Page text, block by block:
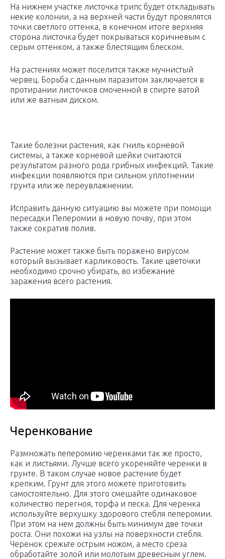
На нижнем участке листочка трипс будет откладывать
некие колонии, а на верхней части будут провялятся
точки светлого оттенка, в конечном итоге верхняя
сторона листочка будет покрываться коричневым с
серым оттенком, а также блестящим блеском.
На растениях может поселится также мучнистый
червец. Борьба с данным паразитом заключается в
протирании листочков смоченной в спирте ватой
или же ватным диском.
Такие болезни растения, как гниль корневой
системы, а также корневой шейки считаются
результатом разного рода грибных инфекций. Такие
инфекции появляются при сильном уплотнении
грунта или же переувлажнении.
Исправить данную ситуацию вы можете при помощи
пересадки Пеперомии в новую почву, при этом
также сократив полив.
Растение может также быть поражено вирусом
который вызывает карликовость. Такие цветочки
необходимо срочно убирать, во избежание
заражения всего растения.
Черенкование
Размножать пеперомию черенками так же просто,
как и листьями. Лучше всего укореняйте черенки в
грунте. В таком случае новое растение будет
крепким. Грунт для этого можете приготовить
самостоятельно. Для этого смешайте одинаковое
количество перегноя, торфа и песка. Для черенка
используйте верхушку здорового стебля пеперомии.
При этом на нем должны быть минимум две точки
роста. Они похожи на узлы на поверхности стебля.
Черенок срежьте острым ножом, а место среза
обработайте золой или молотым древесным углем.